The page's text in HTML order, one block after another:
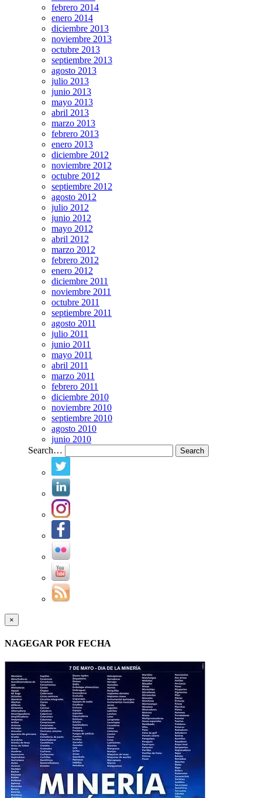
febrero 2014
enero 2014
diciembre 2013
noviembre 2013
octubre 2013
septiembre 2013
agosto 2013
julio 2013
junio 2013
mayo 2013
abril 2013
marzo 2013
febrero 2013
enero 2013
diciembre 2012
noviembre 2012
octubre 2012
septiembre 2012
agosto 2012
julio 2012
junio 2012
mayo 2012
abril 2012
marzo 2012
febrero 2012
enero 2012
diciembre 2011
noviembre 2011
octubre 2011
septiembre 2011
agosto 2011
julio 2011
junio 2011
mayo 2011
abril 2011
marzo 2011
febrero 2011
diciembre 2010
noviembre 2010
septiembre 2010
agosto 2010
junio 2010
Search…
×
NAGEGAR POR FECHA